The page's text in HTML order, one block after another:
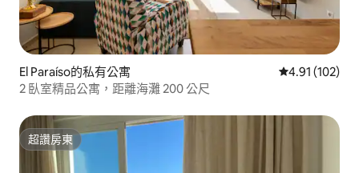
El Paraíso的私有公寓 從 102 則評價
4.91 (102)
2 臥室精品公寓，距離海灘 200 公尺
超讚房東
超讚房東